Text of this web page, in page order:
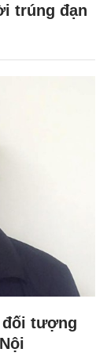
trúng đạn
tượng